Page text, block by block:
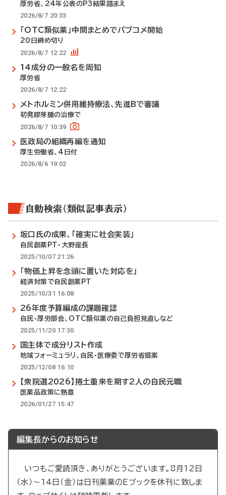
厚労省、24年公表のP3結果踏まえ
2026/8/7 20:33
「OTC類似薬」中間まとめでパブコメ開始
20日締め切り
2026/8/7 12:22
14成分の一般名を周知
厚労省
2026/8/7 12:22
メトホルミン併用維持療法、先進Bで審議
初発膠芽腫の治療で
2026/8/7 10:39
医政局の組織再編を通知
厚生労働省、4日付
2026/8/6 19:02
自動検索（類似記事表示）
坂口氏の成果、「確実に社会実装」
自民創薬PT・大野座長
2025/10/07 21:26
「物価上昇を念頭に置いた対応を」
経済対策で自民創薬PT
2025/10/31 16:08
26年度予算編成の課題確認
自民・厚労部会、OTC類似薬の自己負担見直しなど
2025/11/20 17:30
国主体で成分リスト作成
地域フォーミュラリ、自民・医療委で厚労省提案
2025/12/08 16:10
【衆院選2026】捲土重来を期す2人の自民元職
医薬品政策に熱意
2026/01/27 15:47
編集長からのお知らせ
いつもご愛読頂き、ありがとうございます。8月12日
（水）～14日（金）は日刊薬業のEブックを休刊に致しま